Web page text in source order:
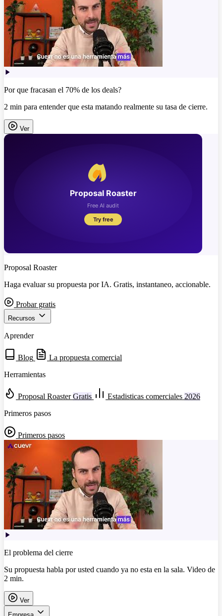
Por que fracasan el 70% de los deals?
2 min para entender que esta matando realmente su tasa de cierre.
Ver
Proposal Roaster
Haga evaluar su propuesta por IA. Gratis, instantaneo, accionable.
Probar gratis
Recursos
Aprender
Blog
La propuesta comercial
Herramientas
Proposal Roaster Gratis Estadisticas comerciales 2026
Primeros pasos
Primeros pasos
El problema del cierre
Su propuesta habla por usted cuando ya no esta en la sala. Video de
2 min.
Ver